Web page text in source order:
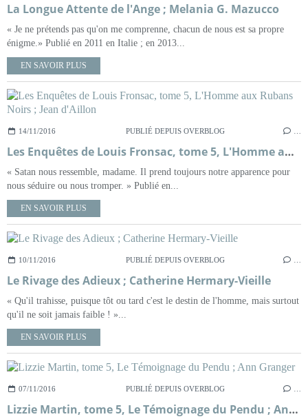
La Longue Attente de l'Ange ; Melania G. Mazucco
« Je ne prétends pas qu'on me comprenne, chacun de nous est sa propre
énigme.» Publié en 2011 en Italie ; en 2013...
EN SAVOIR PLUS
14/11/2016 PUBLIÉ DEPUIS OVERBLOG
Les Enquêtes de Louis Fronsac, tome 5, L'Homme aux Rubans Noirs ; Jean d'Aillon
« Satan nous ressemble, madame. Il prend toujours notre apparence pour
nous séduire ou nous tromper. » Publié en...
EN SAVOIR PLUS
10/11/2016 PUBLIÉ DEPUIS OVERBLOG
Le Rivage des Adieux ; Catherine Hermary-Vieille
« Qu'il trahisse, puisque tôt ou tard c'est le destin de l'homme, mais surtout
qu'il ne soit jamais faible ! »...
EN SAVOIR PLUS
07/11/2016 PUBLIÉ DEPUIS OVERBLOG
Lizzie Martin, tome 5, Le Témoignage du Pendu ; Ann Granger